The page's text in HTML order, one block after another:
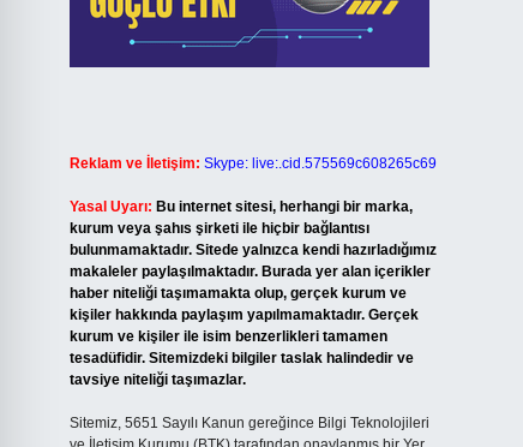
Reklam ve İletişim: Skype: live:.cid.575569c608265c69
Yasal Uyarı: Bu internet sitesi, herhangi bir marka,
kurum veya şahıs şirketi ile hiçbir bağlantısı
bulunmamaktadır. Sitede yalnızca kendi hazırladığımız
makaleler paylaşılmaktadır. Burada yer alan içerikler
haber niteliği taşımamakta olup, gerçek kurum ve
kişiler hakkında paylaşım yapılmamaktadır. Gerçek
kurum ve kişiler ile isim benzerlikleri tamamen
tesadüfidir. Sitemizdeki bilgiler taslak halindedir ve
tavsiye niteliği taşımazlar.
Sitemiz, 5651 Sayılı Kanun gereğince Bilgi Teknolojileri